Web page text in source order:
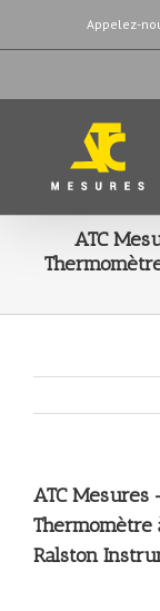
Appelez-
ATC
ATC Mesures
Thermomètre
Ralston